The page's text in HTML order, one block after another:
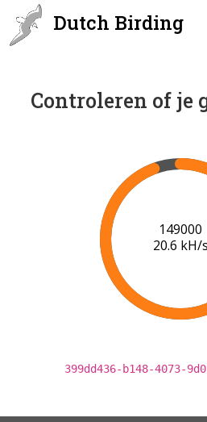
Dutch Birding
Controleren of je
149000
20.6 kH/s
399dd436-b148-4073-